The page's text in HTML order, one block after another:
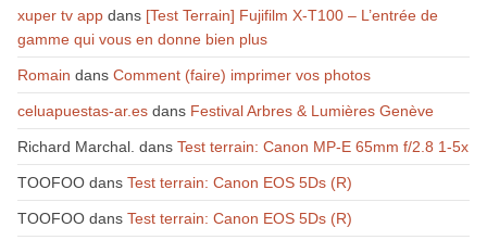
xuper tv appdans [Test Terrain] Fujifilm X-T100 – L’entrée de
gamme qui vous en donne bien plus
Romain dans Comment (faire) imprimer vos photos
celuapuestas-ar.esdans Festival Arbres & Lumières Genève
Richard Marchal. dans Test terrain: Canon MP-E 65mm f/2.8 1-5x
TOOFOOdans Test terrain: Canon EOS 5Ds (R)
TOOFOOdans Test terrain: Canon EOS 5Ds (R)